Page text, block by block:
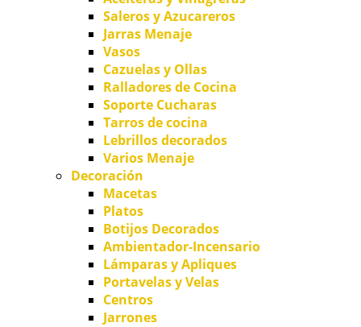
Saleros y Azucareros
Jarras Menaje
Vasos
Cazuelas y Ollas
Ralladores de Cocina
Soporte Cucharas
Tarros de cocina
Lebrillos decorados
Varios Menaje
Decoración
Macetas
Platos
Botijos Decorados
Ambientador-Incensario
Lámparas y Apliques
Portavelas y Velas
Centros
Jarrones